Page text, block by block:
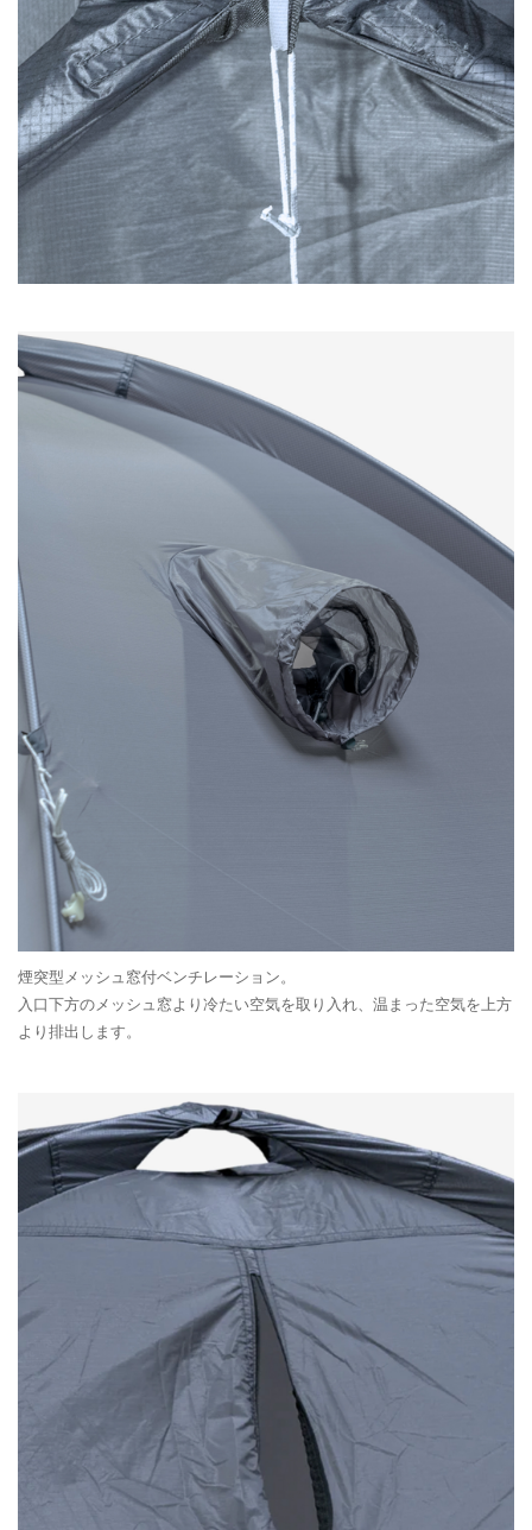
煙突型メッシュ窓付ベンチレーション。
入口下方のメッシュ窓より冷たい空気を取り入れ、温まった空気を上方
より排出します。